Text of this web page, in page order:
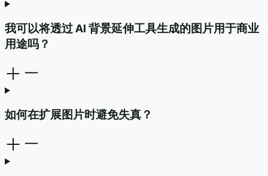
我可以将透过 AI 背景延伸工具生成的图片用于商业
用途吗？
如何在扩展图片时避免失真？